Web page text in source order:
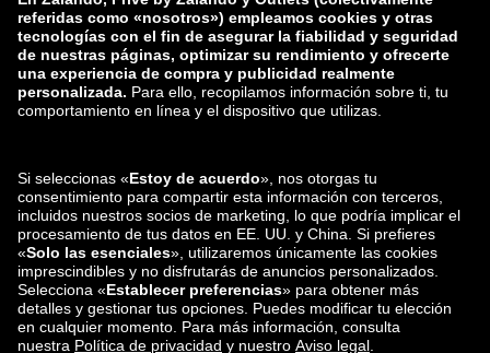
zalando-lounge.lt zalando-lounge.sk
zalando-lounge.ro zalando-lounge.hr
zalando-lounge.lu zalando-lounge.ee
zalando-lounge.lv zalando-lounge.no
También nos
encuentras en